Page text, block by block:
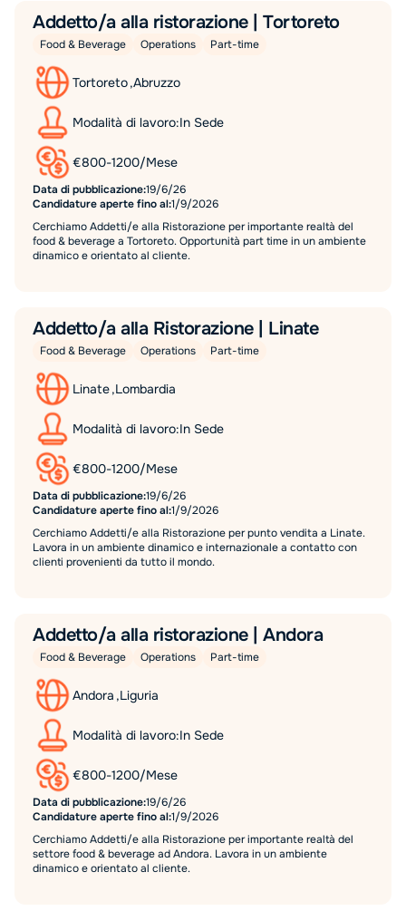
Addetto/a alla ristorazione | Tortoreto
Food & Beverage Operations Part-time
Tortoreto,Abruzzo
Modalità di lavoro:In Sede
€800-1200/Mese
Data di pubblicazione:19/6/26
Candidature aperte fino al:1/9/2026
Cerchiamo Addetti/e alla Ristorazione per importante realtà del
food & beverage a Tortoreto. Opportunità part time in un ambiente
dinamico e orientato al cliente.
Addetto/a alla Ristorazione | Linate
Food & Beverage Operations Part-time
Linate,Lombardia
Modalità di lavoro:In Sede
€800-1200/Mese
Data di pubblicazione:19/6/26
Candidature aperte fino al:1/9/2026
Cerchiamo Addetti/e alla Ristorazione per punto vendita a Linate.
Lavora in un ambiente dinamico e internazionale a contatto con
clienti provenienti da tutto il mondo.
Addetto/a alla ristorazione | Andora
Food & Beverage Operations Part-time
Andora ,Liguria
Modalità di lavoro:In Sede
€800-1200/Mese
Data di pubblicazione:19/6/26
Candidature aperte fino al:1/9/2026
Cerchiamo Addetti/e alla Ristorazione per importante realtà del
settore food & beverage ad Andora. Lavora in un ambiente
dinamico e orientato al cliente.